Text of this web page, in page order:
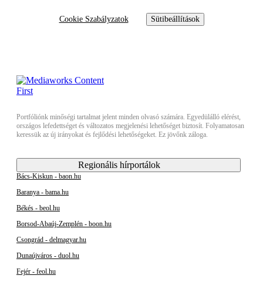
Cookie Szabályzatok Sütibeállítások
Portfóliónk minőségi tartalmat jelent minden olvasó számára. Egyedülálló elérést,
országos lefedettséget és változatos megjelenési lehetőséget biztosít. Folyamatosan
keressük az új irányokat és fejlődési lehetőségeket. Ez jövőnk záloga.
Regionális hírportálok
Bács-Kiskun - baon.hu
Baranya - bama.hu
Békés - beol.hu
Borsod-Abaúj-Zemplén - boon.hu
Csongrád - delmagyar.hu
Dunaújváros - duol.hu
Fejér - feol.hu